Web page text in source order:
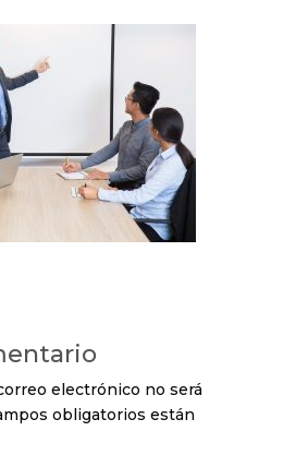
electrónico no será
obligatorios están